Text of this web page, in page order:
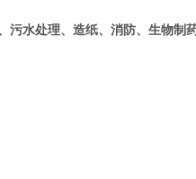
污水处理、造纸、消防、生物制